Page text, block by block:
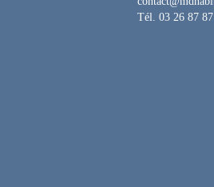
Tél. 03 26 87